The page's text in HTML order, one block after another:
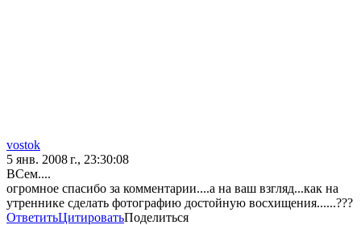
vostok
5 янв. 2008 г., 23:30:08
ВСем....
огромное спасибо за комментарии....а на ваш взгляд...как на
утреннике сделать фотографию достойную восхищения......???
ОтветитьЦитироватьПоделиться